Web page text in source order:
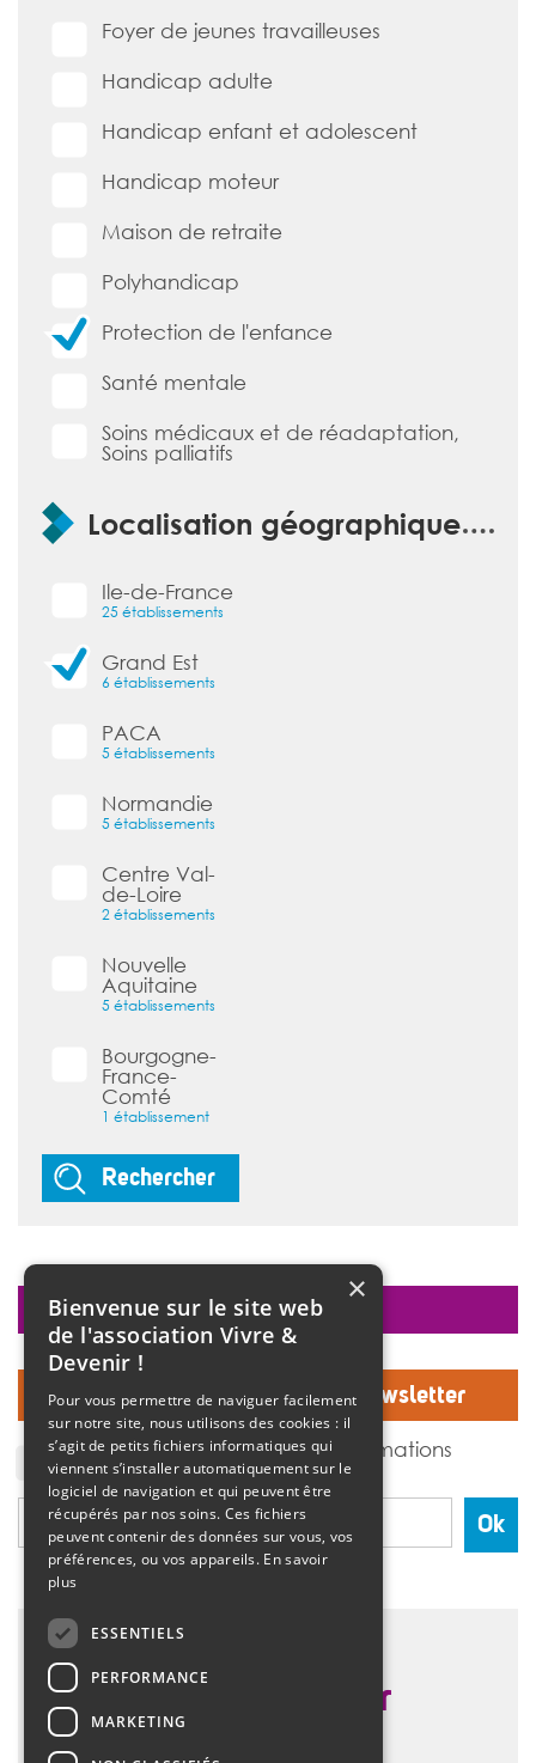
Foyer de jeunes travailleuses
Handicap adulte
Handicap enfant et adolescent
Handicap moteur
Maison de retraite
Polyhandicap
Protection de l'enfance
Santé mentale
Soins médicaux et de réadaptation,
Soins palliatifs
Localisation géographique
Ile-de-France
25 établissements
Grand Est
6 établissements
PACA
5 établissements
Normandie
5 établissements
Centre Val-
de-Loire
2 établissements
Nouvelle
Aquitaine
5 établissements
Bourgogne-
France-
Comté
1 établissement
Rechercher
Inscrivez-vous à notre Newsletter
J'accepte de recevoir des informations
de l'association Vivre et devenir.
Ok
faire un don
×
Bienvenue sur le site web
de l'association Vivre &
Devenir !
Pour vous permettre de naviguer facilement
sur notre site, nous utilisons des cookies : il
s’agit de petits fichiers informatiques qui
viennent s’installer automatiquement sur le
logiciel de navigation et qui peuvent être
récupérés par nos soins. Ces fichiers
peuvent contenir des données sur vous, vos
préférences, ou vos appareils. En savoir
plus
ESSENTIELS
PERFORMANCE
MARKETING